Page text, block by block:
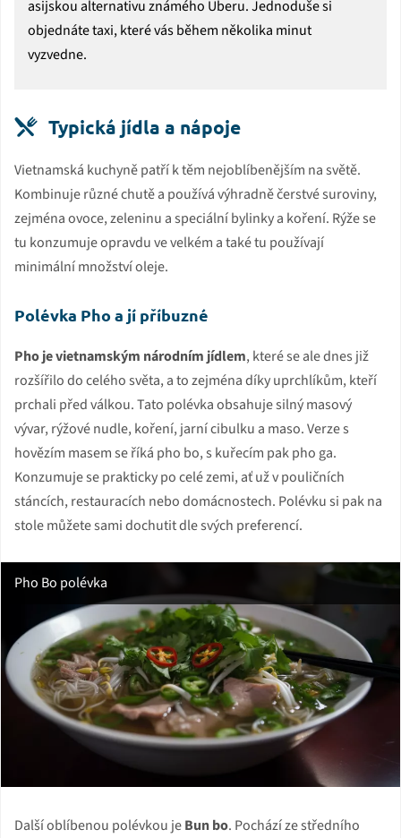
asijskou alternativu známého Uberu. Jednoduše si
objednáte taxi, které vás během několika minut
vyzvedne.
Typická jídla a nápoje
Vietnamská kuchyně patří k těm nejoblíbenějším na světě.
Kombinuje různé chutě a používá výhradně čerstvé suroviny,
zejména ovoce, zeleninu a speciální bylinky a koření. Rýže se
tu konzumuje opravdu ve velkém a také tu používají
minimální množství oleje.
Polévka Pho a jí příbuzné
Pho je vietnamským národním jídlem, které se ale dnes již
rozšířilo do celého světa, a to zejména díky uprchlíkům, kteří
prchali před válkou. Tato polévka obsahuje silný masový
vývar, rýžové nudle, koření, jarní cibulku a maso. Verze s
hovězím masem se říká pho bo, s kuřecím pak pho ga.
Konzumuje se prakticky po celé zemi, ať už v pouličních
stáncích, restauracích nebo domácnostech. Polévku si pak na
stole můžete sami dochutit dle svých preferencí.
Pho Bo polévka
Další oblíbenou polévkou jeBun bo. Pochází ze středního